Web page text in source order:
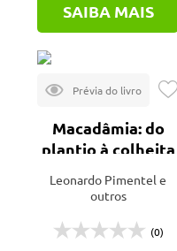
SAIBA MAIS
Macadâmia: do
plantio à colheita
Leonardo Pimentel e
outros
(0)